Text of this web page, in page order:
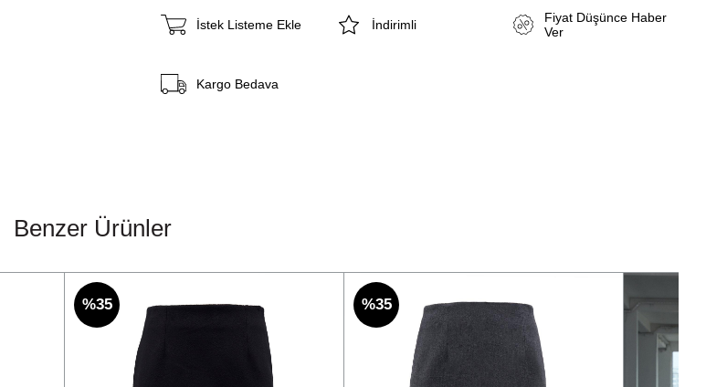
İstek Listeme Ekle İndirimli
Fiyat Düşünce Haber
Ver
Kargo Bedava
Benzer Ürünler
%35 %35